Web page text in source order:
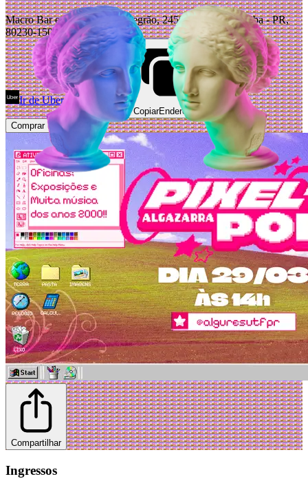
Macro Bar e Pista, R. João Negrão, 2450 - Centro, Curitiba - PR,
80230-150, Brasil
Ir de Uber Abrir Maps
CopiarEndereço
Comprar Ingressos
Compartilhar
Ingressos